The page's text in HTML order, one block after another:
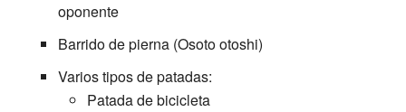
oponente
Barrido de pierna (Osoto otoshi)
Varios tipos de patadas:
Patada de bicicleta